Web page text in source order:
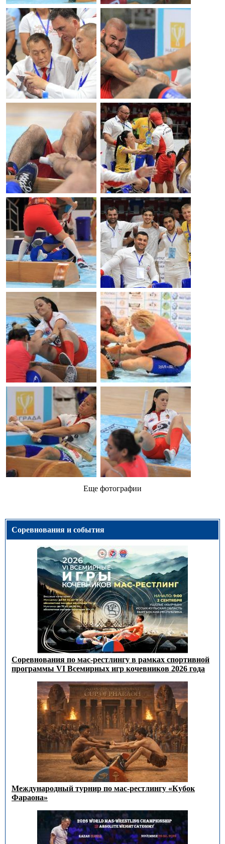
Еще фотографии
Соревнования и события
Соревнования по мас-рестлингу в рамках спортивной
программы VI Всемирных игр кочевников 2026 года
Международный турнир по мас-рестлингу «Кубок
Фараона»